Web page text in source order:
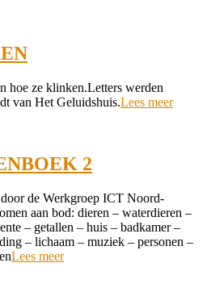
hoe ze klinken.Letters werden
van Het Geluidshuis.Lees meer
2
de Werkgroep ICT Noord-
aan bod: dieren – waterdieren –
– getallen – huis – badkamer –
– lichaam – muziek – personen –
Lees meer